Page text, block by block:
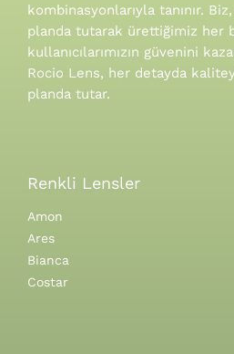
kombinasyonlarıyla tanınır. Biz,
planda tutarak ürettiğimiz her
kullanıcılarımızın güvenini
Rocio Lens, her detayda
planda tutar.
Renkli Lensler
Amon
Ares
Bianca
Costar